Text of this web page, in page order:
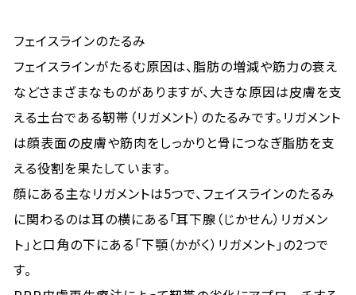
フェイスラインのたるみ
フェイスラインがたるむ原因は、脂肪の増減や筋力の衰え
などさまざまなものがありますが、大きな原因は皮膚を支
える土台である靭帯（リガメント）のたるみです。リガメント
は顔表面の皮膚や筋肉をしっかりと骨につなぎ脂肪を支
える役割を果たしています。
顔にある主なリガメントは5つで、フェイスラインのたるみ
に関わるのは耳の横にある「耳下腺（じかせん）リガメン
ト」と口角の下にある「下顎（かがく）リガメント」の2つで
す。